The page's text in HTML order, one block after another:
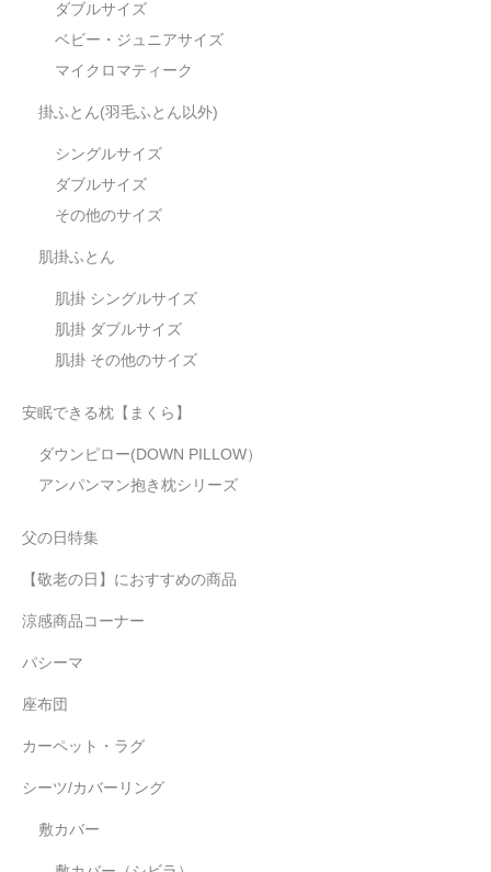
ダブルサイズ
ベビー・ジュニアサイズ
マイクロマティーク
掛ふとん(羽毛ふとん以外)
シングルサイズ
ダブルサイズ
その他のサイズ
肌掛ふとん
肌掛 シングルサイズ
肌掛 ダブルサイズ
肌掛 その他のサイズ
安眠できる枕【まくら】
ダウンピロー(DOWN PILLOW）
アンパンマン抱き枕シリーズ
父の日特集
【敬老の日】におすすめの商品
涼感商品コーナー
パシーマ
座布団
カーペット・ラグ
シーツ/カバーリング
敷カバー